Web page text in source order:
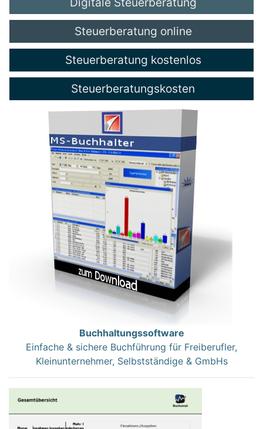
Steuerberatung online
Steuerberatung kostenlos
Steuerberatungskosten
Buchhaltungssoftware
Einfache & sichere Buchführung für Freiberufler,
Kleinunternehmer, Selbstständige & GmbHs